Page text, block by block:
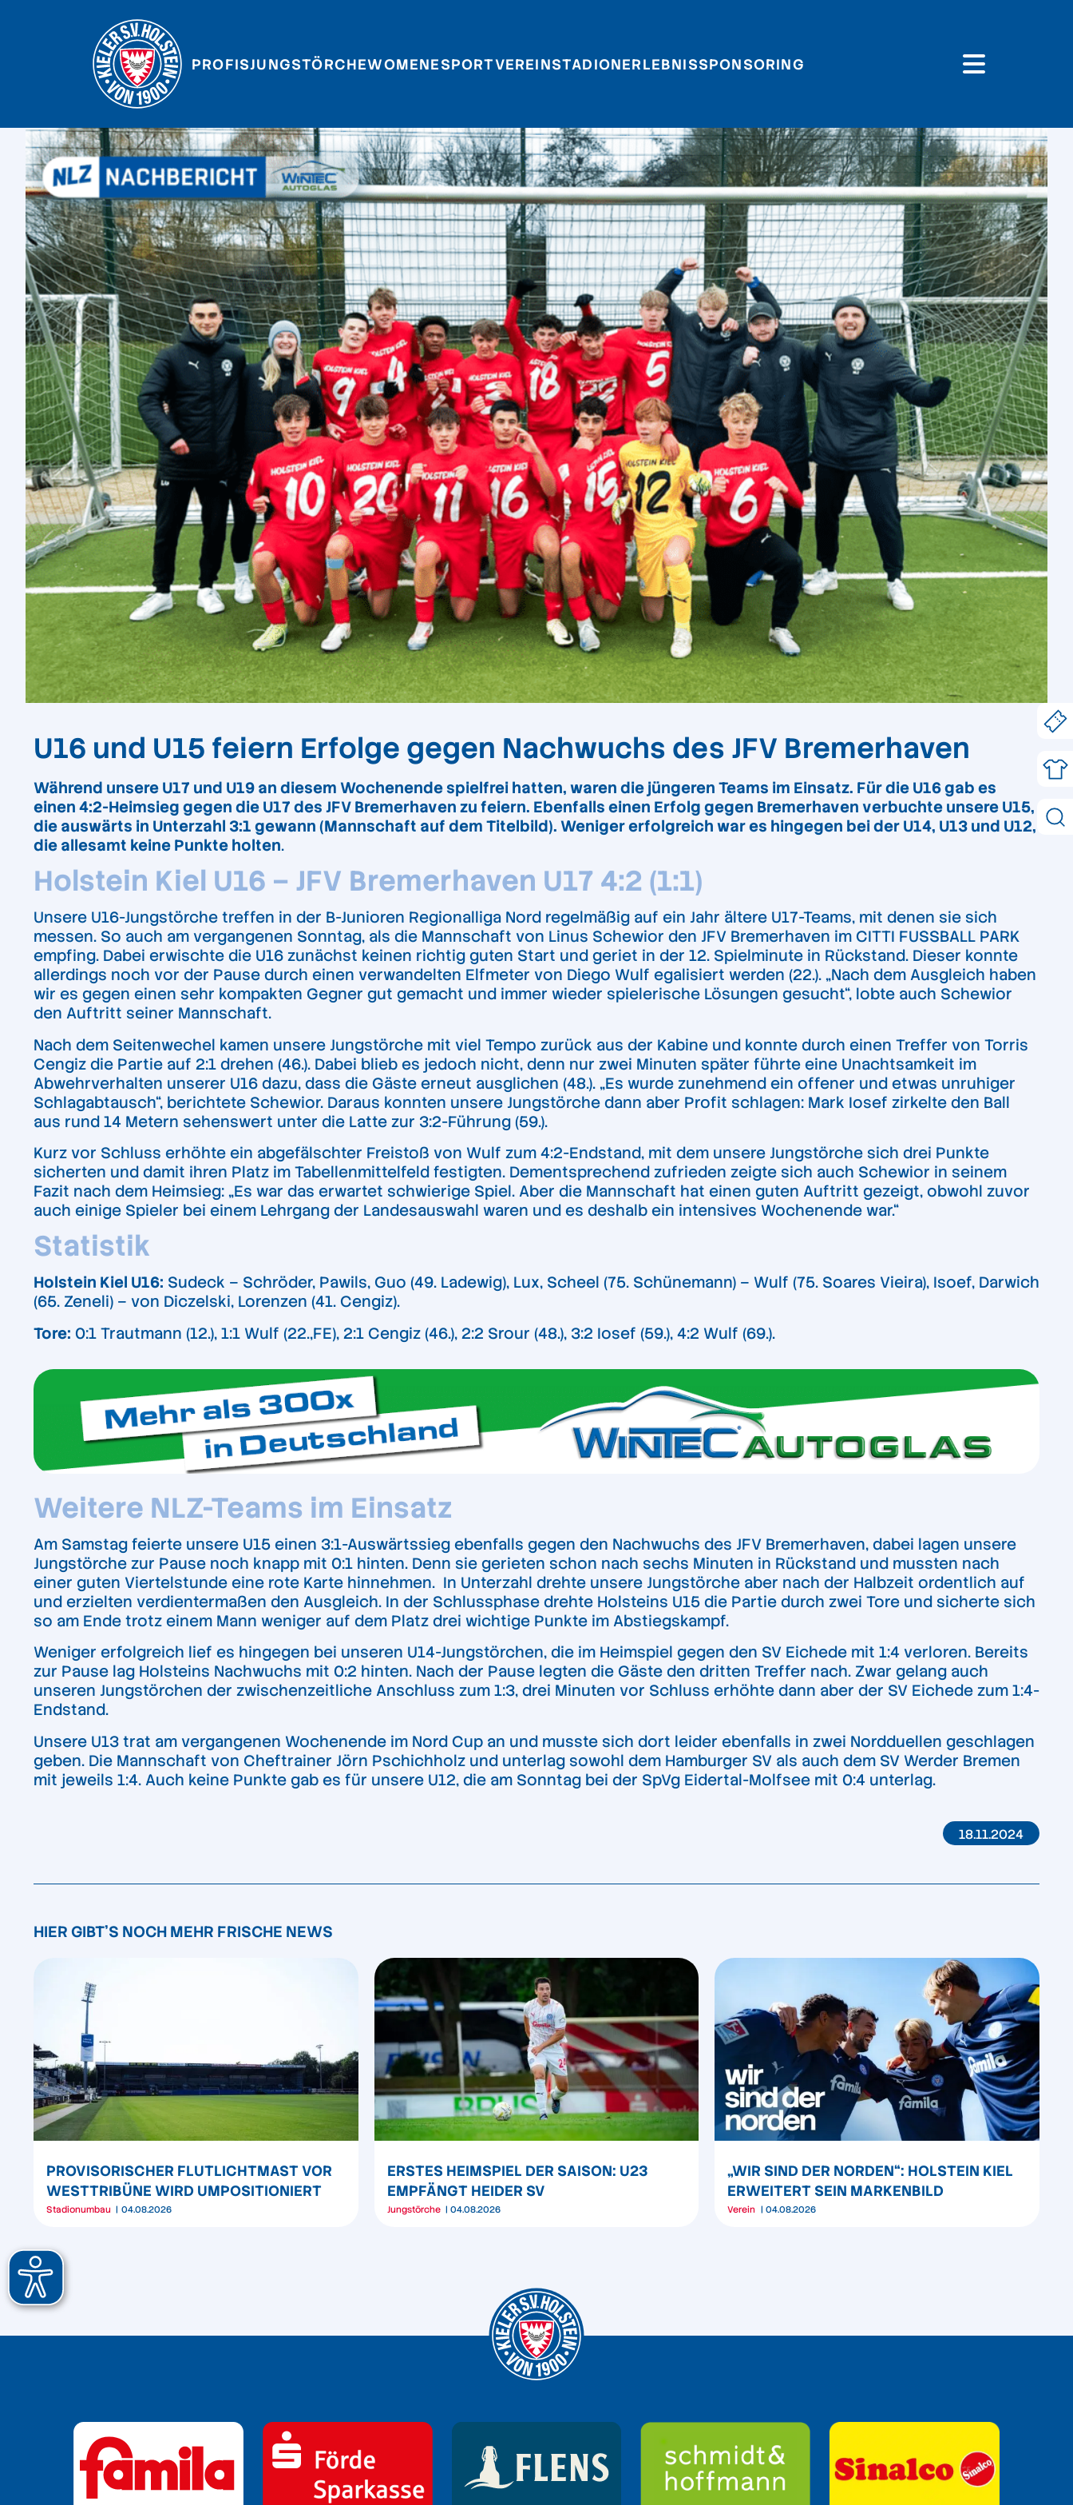
PROFISJUNGSTÖRCHEWOMENESPORTVEREINSTADIONERLEBNISSPONSORING
U16 und U15 feiern Erfolge gegen Nachwuchs des JFV Bremerhaven
Während unsere U17 und U19 an diesem Wochenende spielfrei hatten, waren die jüngeren Teams im Einsatz. Für die U16 gab es
einen 4:2-Heimsieg gegen die U17 des JFV Bremerhaven zu feiern. Ebenfalls einen Erfolg gegen Bremerhaven verbuchte unsere U15,
die auswärts in Unterzahl 3:1 gewann (Mannschaft auf dem Titelbild). Weniger erfolgreich war es hingegen bei der U14, U13 und U12,
die allesamt keine Punkte holten.
Holstein Kiel U16 – JFV Bremerhaven U17 4:2 (1:1)
Unsere U16-Jungstörche treffen in der B-Junioren Regionalliga Nord regelmäßig auf ein Jahr ältere U17-Teams, mit denen sie sich
messen. So auch am vergangenen Sonntag, als die Mannschaft von Linus Schewior den JFV Bremerhaven im CITTI FUSSBALL PARK
empfing. Dabei erwischte die U16 zunächst keinen richtig guten Start und geriet in der 12. Spielminute in Rückstand. Dieser konnte
allerdings noch vor der Pause durch einen verwandelten Elfmeter von Diego Wulf egalisiert werden (22.). „Nach dem Ausgleich haben
wir es gegen einen sehr kompakten Gegner gut gemacht und immer wieder spielerische Lösungen gesucht“, lobte auch Schewior
den Auftritt seiner Mannschaft.
Nach dem Seitenwechel kamen unsere Jungstörche mit viel Tempo zurück aus der Kabine und konnte durch einen Treffer von Torris
Cengiz die Partie auf 2:1 drehen (46.). Dabei blieb es jedoch nicht, denn nur zwei Minuten später führte eine Unachtsamkeit im
Abwehrverhalten unserer U16 dazu, dass die Gäste erneut ausglichen (48.). „Es wurde zunehmend ein offener und etwas unruhiger
Schlagabtausch“, berichtete Schewior. Daraus konnten unsere Jungstörche dann aber Profit schlagen: Mark Iosef zirkelte den Ball
aus rund 14 Metern sehenswert unter die Latte zur 3:2-Führung (59.).
Kurz vor Schluss erhöhte ein abgefälschter Freistoß von Wulf zum 4:2-Endstand, mit dem unsere Jungstörche sich drei Punkte
sicherten und damit ihren Platz im Tabellenmittelfeld festigten. Dementsprechend zufrieden zeigte sich auch Schewior in seinem
Fazit nach dem Heimsieg: „Es war das erwartet schwierige Spiel. Aber die Mannschaft hat einen guten Auftritt gezeigt, obwohl zuvor
auch einige Spieler bei einem Lehrgang der Landesauswahl waren und es deshalb ein intensives Wochenende war.“
Statistik
Holstein Kiel U16: Sudeck – Schröder, Pawils, Guo (49. Ladewig), Lux, Scheel (75. Schünemann) – Wulf (75. Soares Vieira), Isoef, Darwich
(65. Zeneli) – von Diczelski, Lorenzen (41. Cengiz).
Tore: 0:1 Trautmann (12.), 1:1 Wulf (22.,FE), 2:1 Cengiz (46.), 2:2 Srour (48.), 3:2 Iosef (59.), 4:2 Wulf (69.).
Weitere NLZ-Teams im Einsatz
Am Samstag feierte unsere U15 einen 3:1-Auswärtssieg ebenfalls gegen den Nachwuchs des JFV Bremerhaven, dabei lagen unsere
Jungstörche zur Pause noch knapp mit 0:1 hinten. Denn sie gerieten schon nach sechs Minuten in Rückstand und mussten nach
einer guten Viertelstunde eine rote Karte hinnehmen. In Unterzahl drehte unsere Jungstörche aber nach der Halbzeit ordentlich auf
und erzielten verdientermaßen den Ausgleich. In der Schlussphase drehte Holsteins U15 die Partie durch zwei Tore und sicherte sich
so am Ende trotz einem Mann weniger auf dem Platz drei wichtige Punkte im Abstiegskampf.
Weniger erfolgreich lief es hingegen bei unseren U14-Jungstörchen, die im Heimspiel gegen den SV Eichede mit 1:4 verloren. Bereits
zur Pause lag Holsteins Nachwuchs mit 0:2 hinten. Nach der Pause legten die Gäste den dritten Treffer nach. Zwar gelang auch
unseren Jungstörchen der zwischenzeitliche Anschluss zum 1:3, drei Minuten vor Schluss erhöhte dann aber der SV Eichede zum 1:4-
Endstand.
Unsere U13 trat am vergangenen Wochenende im Nord Cup an und musste sich dort leider ebenfalls in zwei Nordduellen geschlagen
geben. Die Mannschaft von Cheftrainer Jörn Pschichholz und unterlag sowohl dem Hamburger SV als auch dem SV Werder Bremen
mit jeweils 1:4. Auch keine Punkte gab es für unsere U12, die am Sonntag bei der SpVg Eidertal-Molfsee mit 0:4 unterlag.
18.11.2024
HIER GIBT'S NOCH MEHR FRISCHE NEWS
PROVISORISCHER FLUTLICHTMAST VOR
WESTTRIBÜNE WIRD UMPOSITIONIERT
Stadionumbau 04.08.2026
ERSTES HEIMSPIEL DER SAISON: U23
EMPFÄNGT HEIDER SV
Jungstörche 04.08.2026
„WIR SIND DER NORDEN“: HOLSTEIN KIEL
ERWEITERT SEIN MARKENBILD
Verein 04.08.2026